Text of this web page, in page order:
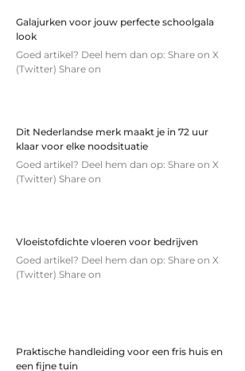
Galajurken voor jouw perfecte schoolgala
look
Goed artikel? Deel hem dan op: Share on X
(Twitter) Share on
Dit Nederlandse merk maakt je in 72 uur
klaar voor elke noodsituatie
Goed artikel? Deel hem dan op: Share on X
(Twitter) Share on
Vloeistofdichte vloeren voor bedrijven
Goed artikel? Deel hem dan op: Share on X
(Twitter) Share on
Praktische handleiding voor een fris huis en
een fijne tuin